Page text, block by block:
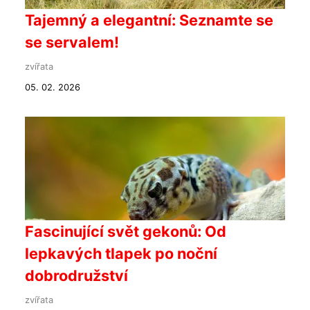
Tajemný a elegantní: Seznamte se
se servalem!
zvířata
05. 02. 2026
Fascinující svět gekonů: Od
lepkavých tlapek po noční
dobrodružství
zvířata